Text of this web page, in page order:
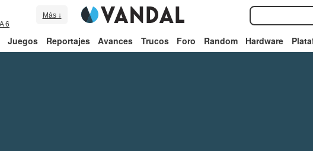
6
Más ↓
Juegos Reportajes Avances Trucos Foro Random Hardware